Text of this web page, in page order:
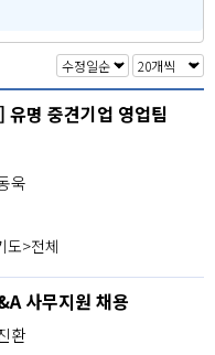
명 중견기업 영업팀
욱
도>전체
사무지원 채용
환